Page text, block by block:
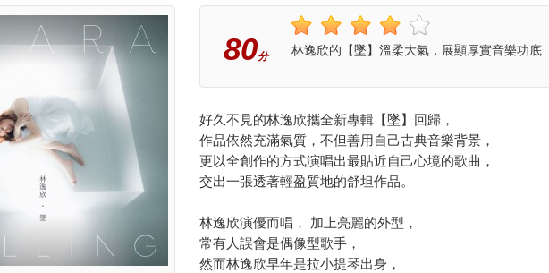
80分 林逸欣的【墜】溫柔大氣，展顯厚實音樂功底
好久不見的林逸欣攜全新專輯【墜】回歸，
作品依然充滿氣質，不但善用自己古典音樂背景，
更以全創作的方式演唱出最貼近自己心境的歌曲，
交出一張透著輕盈質地的舒坦作品。
林逸欣演優而唱， 加上亮麗的外型，
常有人誤會是偶像型歌手，
然而林逸欣早年是拉小提琴出身，